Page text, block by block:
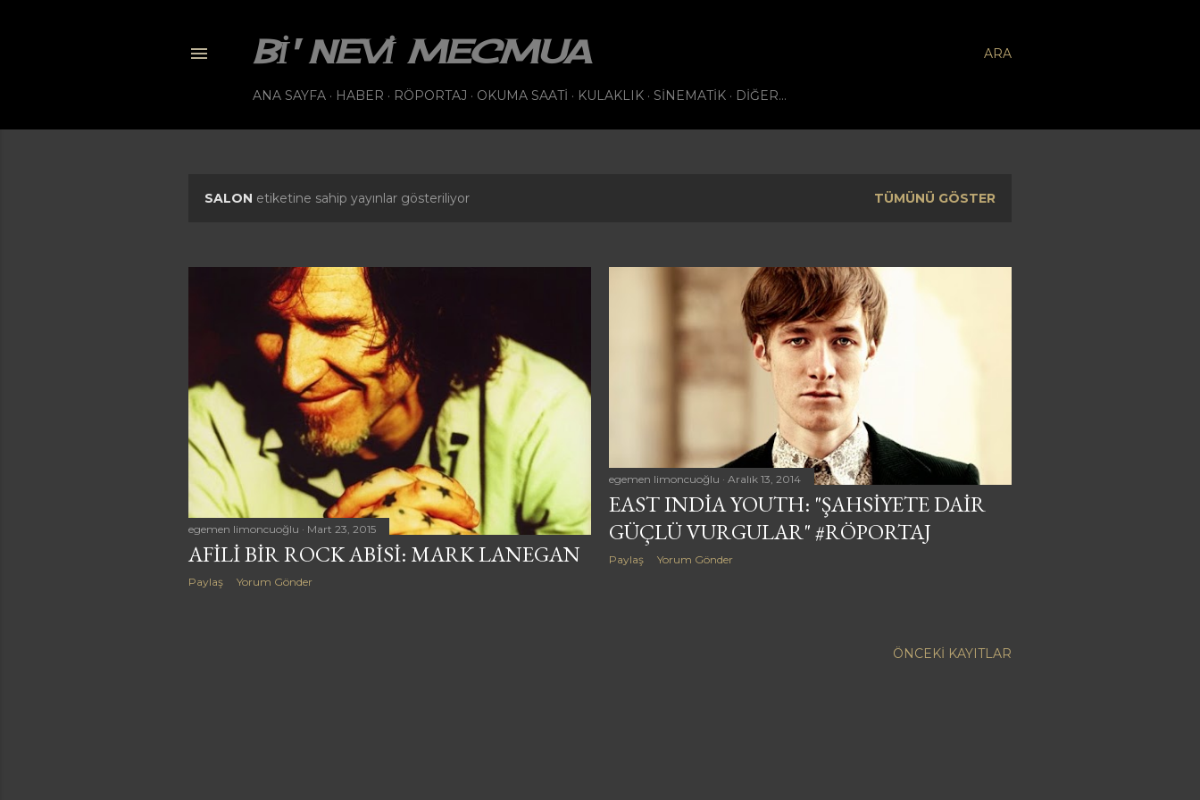
ARA
BI' NEVI MECMUA
ANA SAYFA HABER RÖPORTAJ OKUMA SAATI KULAKLIK SINEMATIK DIĞER…
K
l
a
r
SALON etiketine sahip yayınlar gösteriliyor TÜMÜNÜ GÖSTER
egemen limoncuoğlu Mart 23, 2015
AFILI BIR ROCK ABISI: MARK LANEGAN
Paylaş Yorum Gönder
egemen limoncuoğlu Aralık 13, 2014
EAST INDIA YOUTH: "ŞAHSIYETE DAIR
GÜÇLÜ VURGULAR" #RÖPORTAJ
Paylaş Yorum Gönder
ÖNCEKI KAYITLAR